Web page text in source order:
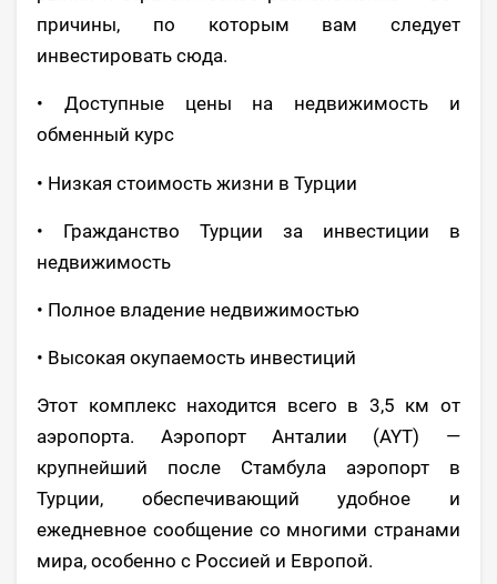
причины, по которым вам следует
инвестировать сюда.
• Доступные цены на недвижимость и
обменный курс
• Низкая стоимость жизни в Турции
• Гражданство Турции за инвестиции в
недвижимость
• Полное владение недвижимостью
• Высокая окупаемость инвестиций
Этот комплекс находится всего в 3,5 км от
аэропорта. Аэропорт Анталии (AYT) —
крупнейший после Стамбула аэропорт в
Турции, обеспечивающий удобное и
ежедневное сообщение со многими странами
мира, особенно с Россией и Европой.